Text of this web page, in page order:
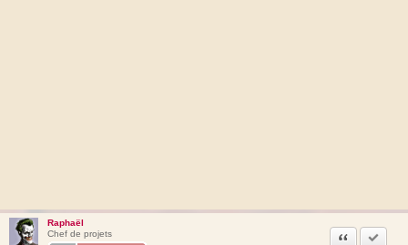
Raphaël
Chef de projets
Citation